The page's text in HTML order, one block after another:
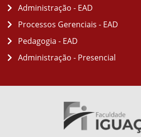
Administração - EAD
Processos Gerenciais - EAD
Pedagogia - EAD
Administração - Presencial